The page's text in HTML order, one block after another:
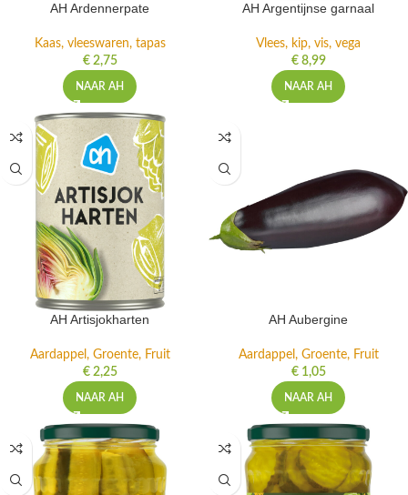
AH Ardennerpate
Kaas, vleeswaren, tapas
€2,75
NAAR AH
AH Argentijnse garnaal
Vlees, kip, vis, vega
€8,99
NAAR AH
AH Artisjokharten
Aardappel, Groente, Fruit
€2,25
NAAR AH
AH Aubergine
Aardappel, Groente, Fruit
€1,05
NAAR AH